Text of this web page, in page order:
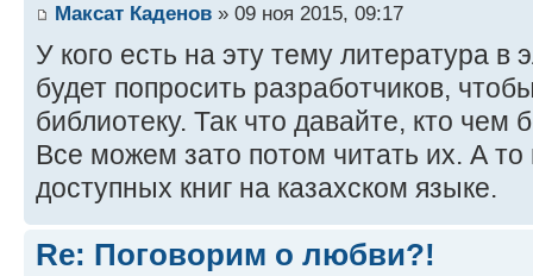
Максат Каденов » 09 ноя 2015, 09:17
У кого есть на эту тему литература
будет попросить разработчиков,
библиотеку. Так что давайте, кто чем
Все можем зато потом читать их. А то
доступных книг на казахском языке.
Re: Поговорим о любви?!